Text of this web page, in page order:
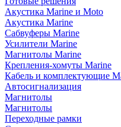
Акустика Marine и Moto
Акустика Marine
Сабвуферы Marine
Усилители Marine
Магнитолы Marine
Крепления-хомуты Marine
Кабель и комплектующие
Автосигнализация
Магнитолы
Магнитолы
Переходные рамки